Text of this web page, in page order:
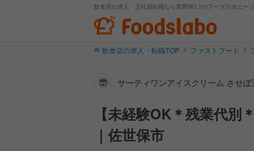
飲食店の求人・正社員転職なら業界NO.1のフーズラボエー
飲食店の求人・転職TOP ファストフード
サーティワンアイスクリーム させ
【未経験OK＊残業代別
｜佐世保市